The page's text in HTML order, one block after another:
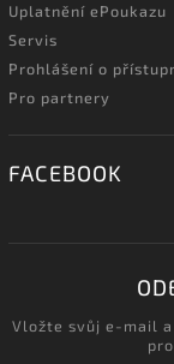
Uplatnění ePoukazu
Servis
Prohlášení o
Pro partnery
FACEBOOK
Vložte svůj e-mail